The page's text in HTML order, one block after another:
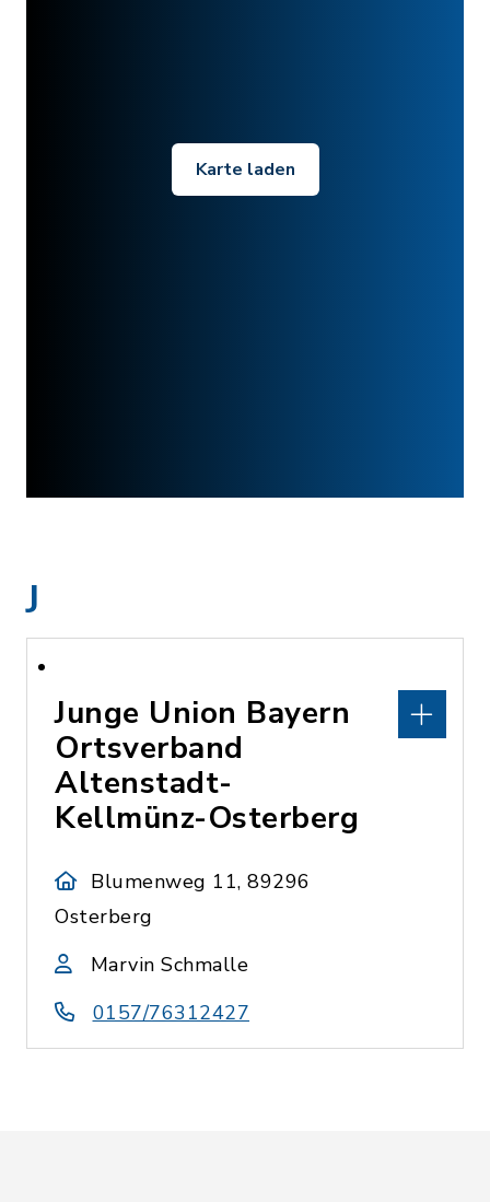
Karte laden
J
Junge Union Bayern
Ortsverband
Altenstadt-
Kellmünz-Osterberg
Blumenweg 11, 89296
Osterberg
Marvin Schmalle
0157/76312427